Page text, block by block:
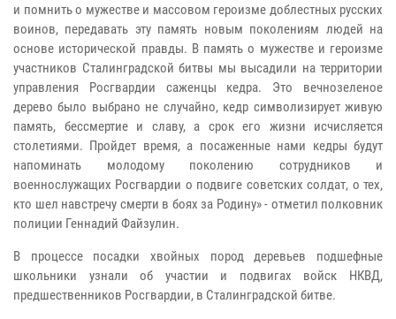
и помнить о мужестве и массовом героизме доблестных русских
воинов, передавать эту память новым поколениям людей на
основе исторической правды. В память о мужестве и героизме
участников Сталинградской битвы мы высадили на территории
управления Росгвардии саженцы кедра. Это вечнозеленое
дерево было выбрано не случайно, кедр символизирует живую
память, бессмертие и славу, а срок его жизни исчисляется
столетиями. Пройдет время, а посаженные нами кедры будут
напоминать молодому поколению сотрудников и
военнослужащих Росгвардии о подвиге советских солдат, о тех,
кто шел навстречу смерти в боях за Родину» - отметил полковник
полиции Геннадий Файзулин.
В процессе посадки хвойных пород деревьев подшефные
школьники узнали об участии и подвигах войск НКВД,
предшественников Росгвардии, в Сталинградской битве.